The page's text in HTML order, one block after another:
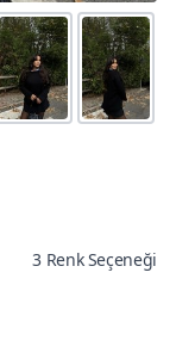
3 Renk Seçeneği